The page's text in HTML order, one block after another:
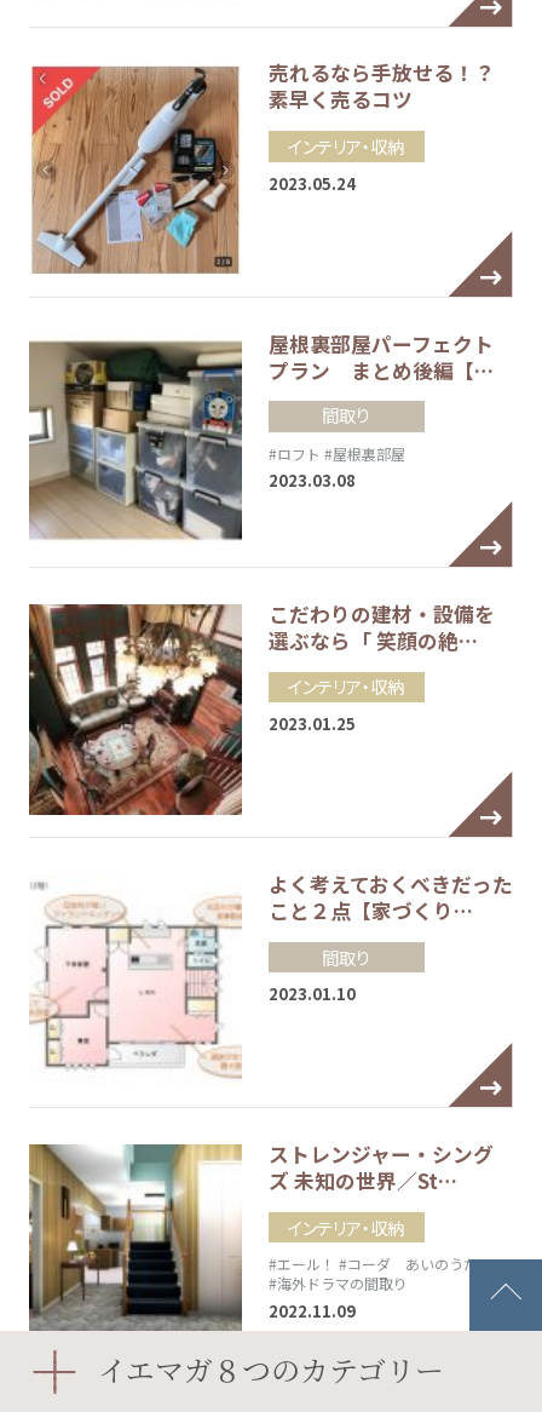
売れるなら手放せる！？
素早く売るコツ
インテリア・収納
2023.05.24
屋根裏部屋パーフェクト
プラン まとめ後編【…
間取り
#ロフト #屋根裏部屋
2023.03.08
こだわりの建材・設備を
選ぶなら「 笑顔の絶…
インテリア・収納
2023.01.25
よく考えておくべきだった
こと２点【家づくり…
間取り
2023.01.10
ストレンジャー・シング
ズ 未知の世界／St…
インテリア・収納
#エール！ #コーダ あいのうた
#海外ドラマの間取り
2022.11.09
イエマガ８つのカテゴリー